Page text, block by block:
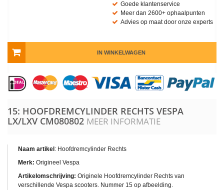
Goede klantenservice
Meer dan 2600+ ophaalpunten
Advies op maat door onze experts
IN WINKELWAGEN
15: HOOFDREMCYLINDER RECHTS VESPA
LX/LXV CM080802 MEER INFORMATIE
Naam artikel : Hoofdremcylinder Rechts
Merk: Origineel Vespa
Artikelomschrijving: Originele Hoofdremcylinder Rechts van
verschillende Vespa scooters. Nummer 15 op afbeelding.